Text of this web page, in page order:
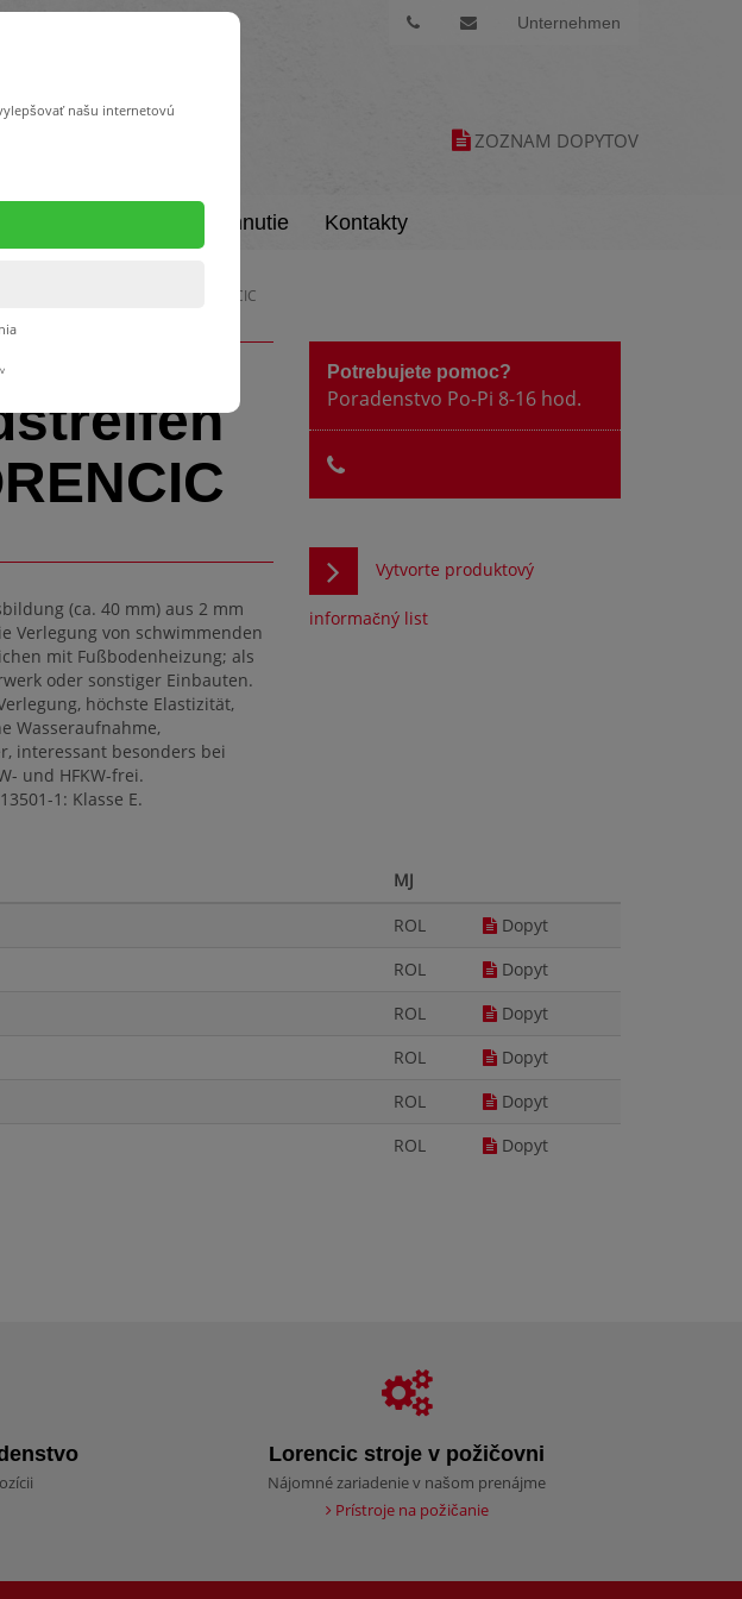
Unternehmen
ZOZNAM DOPYTOV
Na stiahnutie Kontakty
> PE-Randstreifen RSW LORENCIC
(ca. 40 mm) aus 2 mm
Verlegung von schwimmenden
mit Fußbodenheizung; als
oder sonstiger Einbauten.
höchste Elastizität,
Wasseraufnahme,
interessant besonders bei
und HFKW-frei.
1: Klasse E.
Potrebujete pomoc?
Poradenstvo Po-Pi 8-16 hod.
Vytvorte produktový
informačný list
MJ
ROL
Dopyt
ROL
Dopyt
ROL
Dopyt
ROL
Dopyt
ROL
Dopyt
ROL Dopyt
Lorencic stroje v požičovni
Nájomné zariadenie v našom prenájme
Prístroje na požičanie
našu internetovú